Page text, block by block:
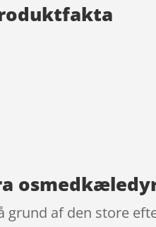
af den store